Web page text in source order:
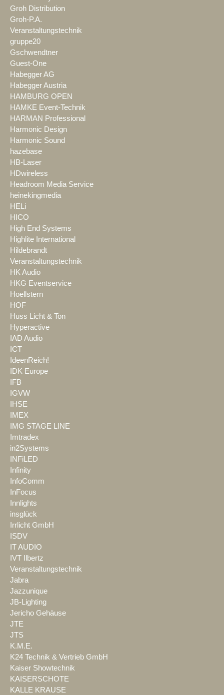
Groh Distribution
Groh-P.A.
Veranstaltungstechnik
gruppe20
Gschwendtner
Guest-One
Habegger AG
Habegger Austria
HAMBURG OPEN
HAMKE Event-Technik
HARMAN Professional
Harmonic Design
Harmonic Sound
hazebase
HB-Laser
HDwireless
Headroom Media Service
heinekingmedia
HELi
HICO
High End Systems
Highlite International
Hildebrandt
Veranstaltungstechnik
HK Audio
HKG Eventservice
Hoellstern
HOF
Huss Licht & Ton
Hyperactive
IAD Audio
ICT
IdeenReich!
IDK Europe
IFB
IGVW
IHSE
IMEX
IMG STAGE LINE
Imtradex
in2Systems
INFiLED
Infinity
InfoComm
InFocus
Innlights
insglück
Irrlicht GmbH
ISDV
IT AUDIO
IVT Ilbertz
Veranstaltungstechnik
Jabra
Jazzunique
JB-Lighting
Jericho Gehäuse
JTE
JTS
K.M.E.
K24 Technik & Vertrieb GmbH
Kaiser Showtechnik
KAISERSCHOTE
KALLE KRAUSE